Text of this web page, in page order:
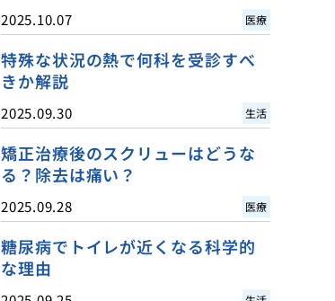
2025.10.07 医療
特殊な状況の熱で何科を受診すべ
きか解説
2025.09.30 生活
矯正治療後のスクリューはどうな
る？除去は痛い？
2025.09.28 医療
糖尿病でトイレが近くなる科学的
な理由